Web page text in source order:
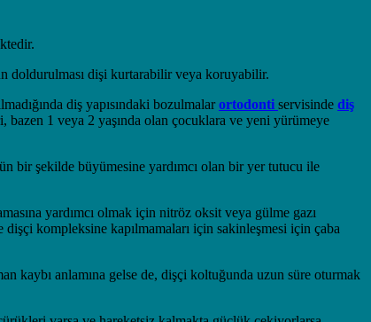
doldurulması dişi kurtarabilir veya koruyabilir.
diş yapısındaki bozulmalarortodonti servisinde diş
bazen 1 veya 2 yaşında olan çocuklara ve yeni yürümeye
bir şekilde büyümesine yardımcı olan bir yer tutucu ile
yardımcı olmak için nitröz oksit veya gülme gazı
kompleksine kapılmamaları için sakinleşmesi için çaba
kaybı anlamına gelse de, dişçi koltuğunda uzun süre oturmak